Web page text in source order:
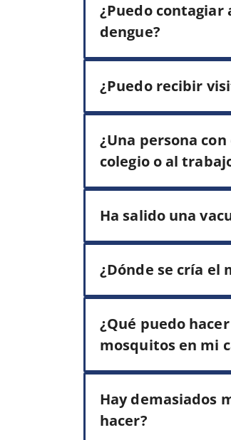
¿Puedo contagiar
dengue?
¿Puedo recibir
¿Una persona
colegio o al
Ha salido una
¿Dónde se cría el
¿Qué puedo
mosquitos en mi
Hay demasiados
hacer?